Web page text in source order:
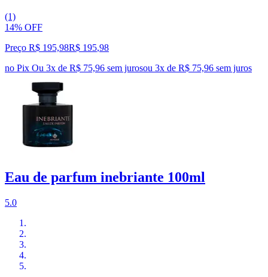
(1)
14% OFF
Preço R$ 195,98R$ 195,98
no Pix Ou 3x de R$ 75,96 sem jurosou 3x de R$ 75,96 sem juros
Eau de parfum inebriante 100ml
5.0